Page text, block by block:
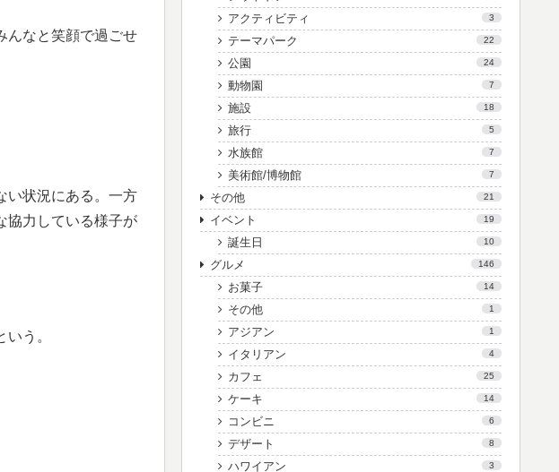
んなと笑顔で過ごせ
い状況にある。一方
協力している様子が
う。
アクティビティ 3
テーマパーク 22
公園 24
動物園 7
施設 18
旅行 5
水族館 7
美術館/博物館 7
その他 21
イベント 19
誕生日 10
グルメ 146
お菓子 14
その他 1
アジアン 1
イタリアン 4
カフェ 25
ケーキ 14
コンビニ 6
デザート 8
ハワイアン 3